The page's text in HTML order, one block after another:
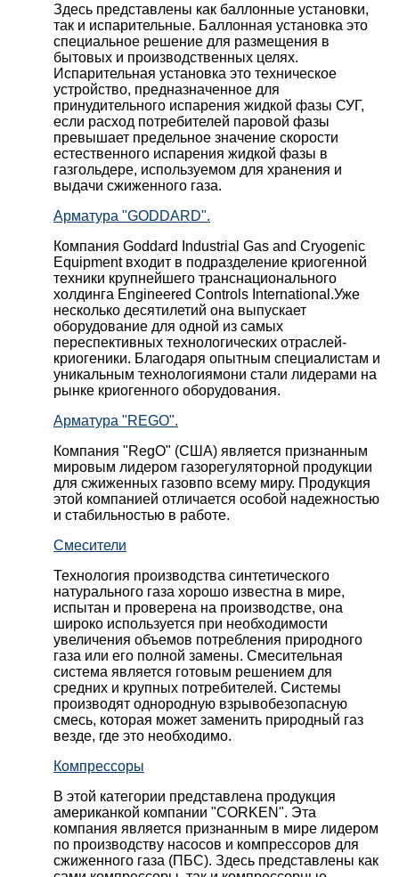
Здесь представлены как баллонные установки,
так и испарительные. Баллонная установка это
специальное решение для размещения в
бытовых и производственных целях.
Испарительная установка это техническое
устройство, предназначенное для
принудительного испарения жидкой фазы СУГ,
если расход потребителей паровой фазы
превышает предельное значение скорости
естественного испарения жидкой фазы в
газгольдере, используемом для хранения и
выдачи сжиженного газа.
Арматура "GODDARD".
Компания Goddard Industrial Gas and Cryogenic
Equipment входит в подразделение криогенной
техники крупнейшего транснационального
холдинга Engineered Controls International.Уже
несколько десятилетий она выпускает
оборудование для одной из самых
переспективных технологических отраслей-
криогеники. Благодаря опытным специалистам и
уникальным технологиямони стали лидерами на
рынке криогенного оборудования.
Арматура "REGO".
Компания "RegO" (США) является признанным
мировым лидером газорегуляторной продукции
для сжиженных газовпо всему миру. Продукция
этой компанией отличается особой надежностью
и стабильностью в работе.
Смесители
Технология производства синтетического
натурального газа хорошо известна в мире,
испытан и проверена на производстве, она
широко используется при необходимости
увеличения объемов потребления природного
газа или его полной замены. Смесительная
система является готовым решением для
средних и крупных потребителей. Системы
производят однородную взрывобезопасную
смесь, которая может заменить природный газ
везде, где это необходимо.
Компрессоры
В этой категории представлена продукция
американкой компании "CORKEN". Эта
компания является признанным в мире лидером
по производству насосов и компрессоров для
сжиженного газа (ПБС). Здесь представлены как